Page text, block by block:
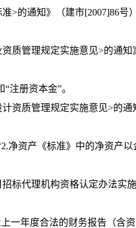
的通知》（建市[2007]86号
管理规定实施意见>的通知
册资本金”。
质管理规定实施意见>的通
资产《标准》中的净资产以
代理机构资格认定办法实施
年度合法的财务报告（含资